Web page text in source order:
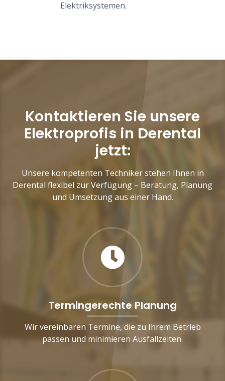
Elektriksystemen.
Kontaktieren Sie unsere
Elektroprofis in Derental
jetzt:
Unsere kompetenten Techniker stehen Ihnen in
Derental flexibel zur Verfügung – Beratung, Planung
und Umsetzung aus einer Hand.
Termingerechte Planung
Wir vereinbaren Termine, die zu Ihrem Betrieb
passen und minimieren Ausfallzeiten.